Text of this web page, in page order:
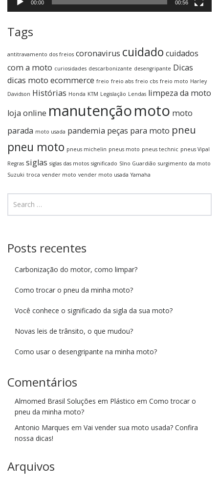
00:00 00:56
Tags
antitravamento dos freios coronavirus cuidado cuidados
com a moto curiosidades descarbonizante desengripante Dicas
dicas moto ecommerce freio freio abs freio cbs freio moto Harley
Davidson Histórias Honda KTM Legislação Lendas limpeza da moto
loja online manutençãomoto moto
parada moto usada pandemia peças para moto pneu
pneu moto pneus michelin pneus moto pneus technic pneus Vipal
Regras siglas siglas das motos significado SIno Guardião surgimento da moto
Suzuki troca vender moto vender moto usada Yamaha
Posts recentes
Carbonização do motor, como limpar?
Como trocar o pneu da minha moto?
Você conhece o significado da sigla da sua moto?
Novas leis de trânsito, o que mudou?
Como usar o desengripante na minha moto?
Comentários
Almomed Brasil Soluções em Plástico em Como trocar o
pneu da minha moto?
Antonio Marques em Vai vender sua moto usada? Confira
nossa dicas!
Arquivos